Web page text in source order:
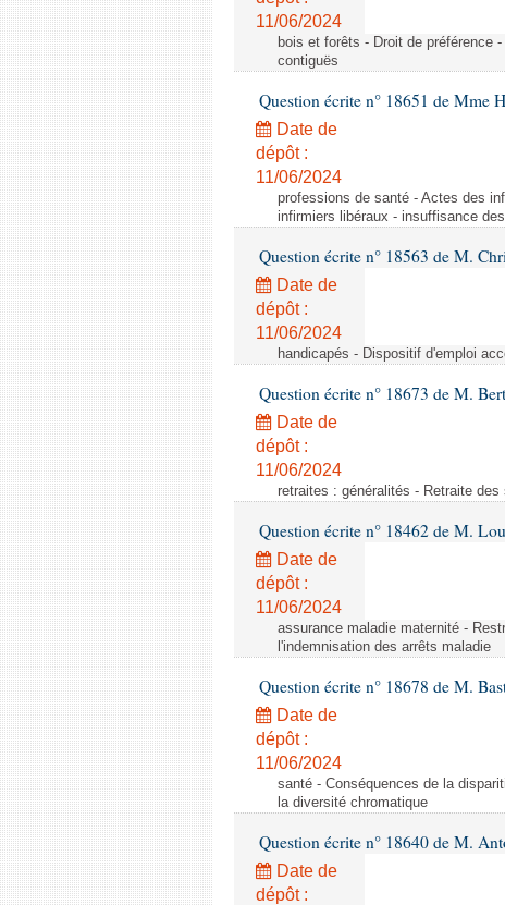
11/06/2024
bois et forêts - Droit de préférence
contiguës
Question écrite n° 18651 de Mme
Date de
dépôt :
11/06/2024
professions de santé - Actes des
infirmiers libéraux - insuffisance
Question écrite n° 18563 de M.
Date de
dépôt :
11/06/2024
handicapés - Dispositif d'emploi
Question écrite n° 18673 de M.
Date de
dépôt :
11/06/2024
retraites : généralités - Retraite
Question écrite n° 18462 de M.
Date de
dépôt :
11/06/2024
assurance maladie maternité -
l'indemnisation des arrêts maladie
Question écrite n° 18678 de M.
Date de
dépôt :
11/06/2024
santé - Conséquences de la
la diversité chromatique
Question écrite n° 18640 de M.
Date de
dépôt :